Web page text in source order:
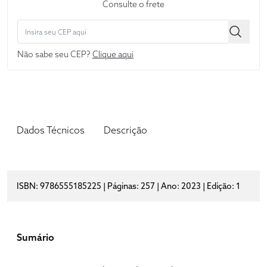
Consulte o frete
Não sabe seu CEP? Clique aqui
Dados Técnicos Descrição
ISBN: 9786555185225 | Páginas: 257 | Ano: 2023 | Edição: 1
Sumário